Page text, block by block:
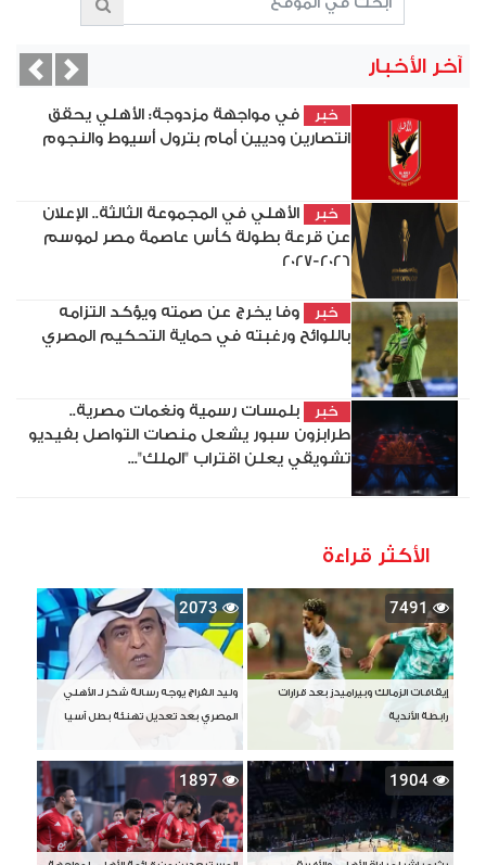
آخر الأخبار
خبر
في مواجهة مزدوجة: الأهلي يحقق
انتصارين وديين أمام بترول أسيوط والنجوم
خبر
الأهلي في المجموعة الثالثة.. الإعلان
عن قرعة بطولة كأس عاصمة مصر لموسم
2026-2027
خبر
وفا يخرج عن صمته ويؤكد التزامه
باللوائح ورغبته في حماية التحكيم المصري
خبر
بلمسات رسمية ونغمات مصرية..
طرابزون سبور يشعل منصات التواصل بفيديو
تشويقي يعلن اقتراب "الملك"...
Next
الأكثر قراءة
7491
إيقافات الزمالك وبيراميدز بعد قرارات
رابطة الأندية
2073
وليد الفراج يوجه رسالة شكر لـ الأهلي
المصري بعد تعديل تهنئة بطل آسيا
1904
1897